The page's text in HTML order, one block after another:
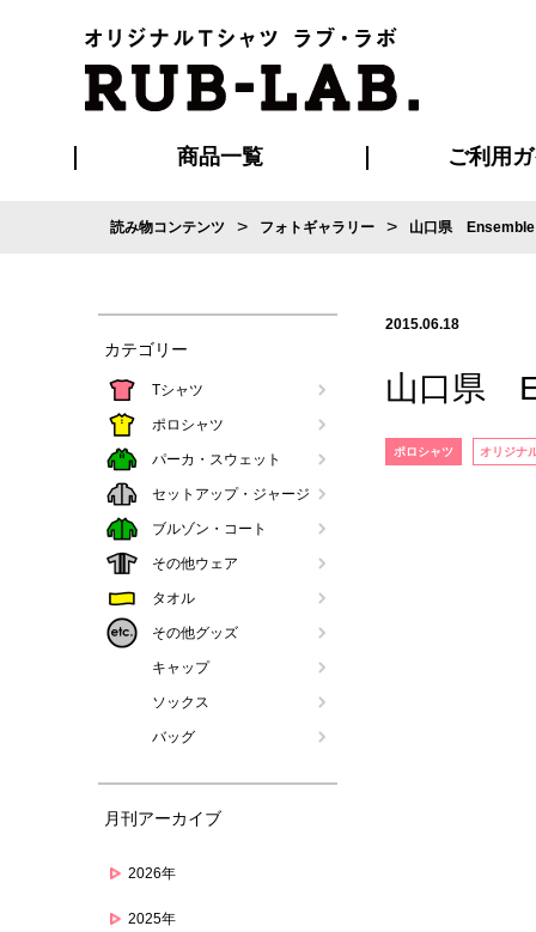
商品一覧 ご利用
ご利用ガ
はじめて
再注文の
お支払い方法
割引まとめ
発送・特急サー
版の保管期限
よくある
読み物コンテンツ > フォトギャラリー > 山口県 Ensemble
カテゴリー
Tシャツ
ポロシャツ
パーカ・スウェット
セットアップ・ジャージ
ブルゾン・コート
その他ウェア
タオル
その他グッズ
キャップ
ソックス
バッグ
月刊アーカイブ
2026年
2025年
2015.06.18
山口県
ポロシャツ オリジナ